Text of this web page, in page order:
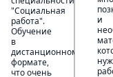
"Социальная
работа".
Обучение
в
дистанционном
формате,
что очень
и